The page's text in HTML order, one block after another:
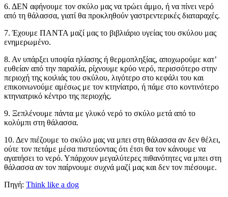
6. ΔΕΝ αφήνουμε τον σκύλο μας να τρώει άμμο, ή να πίνει νερό
από τη θάλασσα, γιατί θα προκληθούν γαστρεντερικές διαταραχές.
7. Έχουμε ΠΑΝΤΑ μαζί μας το βιβλιάριο υγείας του σκύλου μας
ενημερωμένο.
8. Αν υπάρξει υποψία ηλίασης ή θερμοπληξίας, αποχωρούμε κατ’
ευθείαν από την παραλία, ρίχνουμε κρύο νερό, περισσότερο στην
περιοχή της κοιλιάς του σκύλου, λιγότερο στο κεφάλι του και
επικοινωνούμε αμέσως με τον κτηνίατρο, ή πάμε στο κοντινότερο
κτηνιατρικό κέντρο της περιοχής.
9. Ξεπλένουμε πάντα με γλυκό νερό το σκύλο μετά από το
κολύμπι στη θάλασσα.
10. Δεν πιέζουμε το σκύλο μας να μπει στη θάλασσα αν δεν θέλει,
ούτε τον πετάμε μέσα πιστεύοντας ότι έτσι θα τον κάνουμε να
αγαπήσει το νερό. Υπάρχουν μεγαλύτερες πιθανότητες να μπει στη
θάλασσα αν τον παίρνουμε συχνά μαζί μας και δεν τον πιέσουμε.
Πηγή: Think like a dog